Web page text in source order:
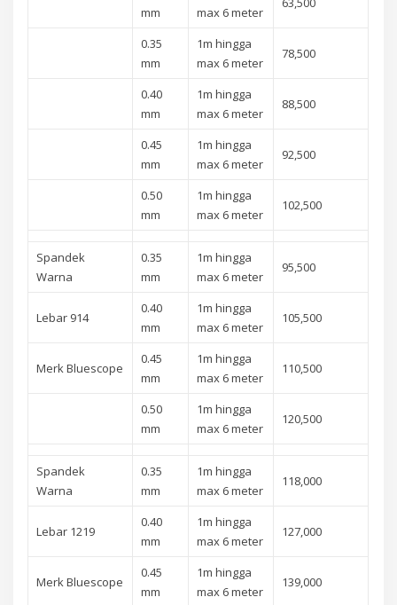
mm
max 6 meter
0.35
mm
1m hingga
max 6 meter
78,500
0.40
mm
1m hingga
max 6 meter
88,500
0.45
mm
1m hingga
max 6 meter
92,500
0.50
mm
1m hingga
max 6 meter
102,500
Spandek
Warna
0.35
mm
1m hingga
max 6 meter
95,500
Lebar 914
0.40
mm
1m hingga
max 6 meter
105,500
Merk Bluescope
0.45
mm
1m hingga
max 6 meter
110,500
0.50
mm
1m hingga
max 6 meter
120,500
Spandek
Warna
0.35
mm
1m hingga
max 6 meter
118,000
Lebar 1219
0.40
mm
1m hingga
max 6 meter
127,000
Merk Bluescope
0.45
mm
1m hingga
max 6 meter
139,000